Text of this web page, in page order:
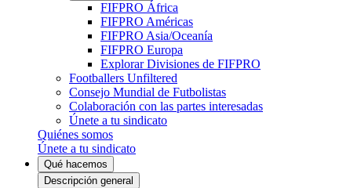
FIFPRO África
FIFPRO Américas
FIFPRO Asia/Oceanía
FIFPRO Europa
Explorar Divisiones de FIFPRO
Footballers Unfiltered
Consejo Mundial de Futbolistas
Colaboración con las partes interesadas
Únete a tu sindicato
Quiénes somos
Únete a tu sindicato
Qué hacemos
Descripción general